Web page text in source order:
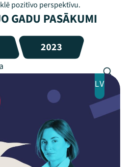
programma
pozitīvo perspektīvu.
GADU PASĀKUMI
2023
LV